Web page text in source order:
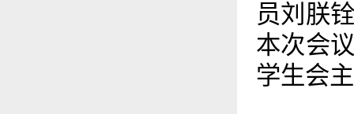
员刘朕
本次会
学生会